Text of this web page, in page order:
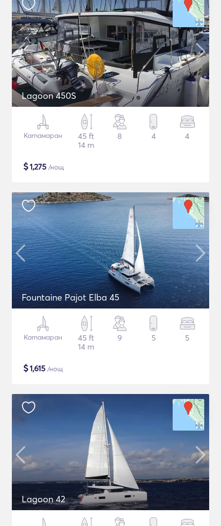
Lagoon 450S
Катамаран
45 ft
14 m
8 4 4
$1,275 /нощ
Fountaine Pajot Elba 45
Катамаран
45 ft
14 m
9 5 5
$1,615 /нощ
Lagoon 42